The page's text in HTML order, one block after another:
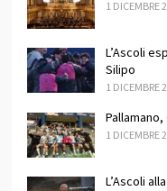
1 DICEMBRE
L’Ascoli
Silipo
1 DICEMBRE
1 DICEMBRE
L’Ascoli